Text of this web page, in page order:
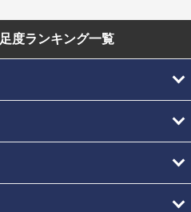
度ランキング一覧